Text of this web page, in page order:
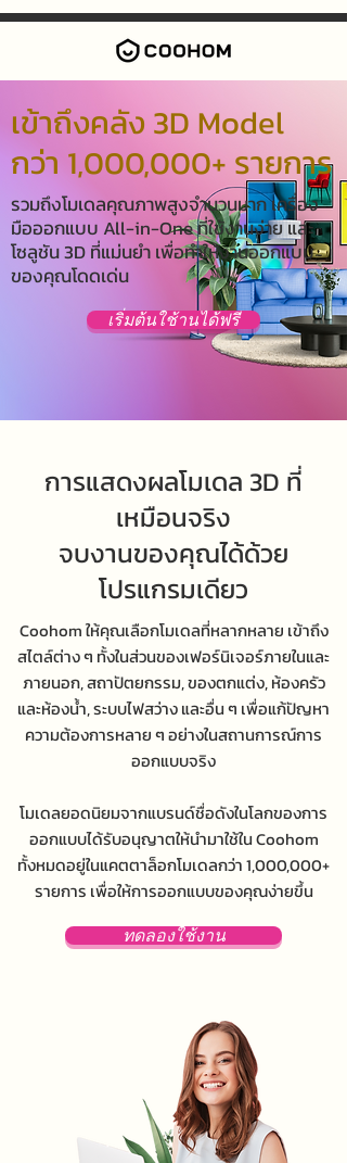
เข้าถึงคลัง 3D Model
กว่า 1,000,000+ รายการ
รวมถึงโมเดลคุณภาพสูงจำนวนมาก เครื่อง
มือออกแบบ All-in-One ที่ใช้งานง่าย และ
โซลูชัน 3D ที่แม่นยำ เพื่อทำให้งานออกแบบ
ของคุณโดดเด่น
เริ่มต้นใช้านได้ฟรี
การแสดงผลโมเดล 3D ที่
เหมือนจริง
จบงานของคุณได้ด้วย
โปรแกรมเดียว
Coohom ให้คุณเลือกโมเดลที่หลากหลาย เข้าถึง
สไตล์ต่าง ๆ ทั้งในส่วนของเฟอร์นิเจอร์ภายในและ
ภายนอก, สถาปัตยกรรม, ของตกแต่ง, ห้องครัว
และห้องน้ำ, ระบบไฟสว่าง และอื่น ๆ เพื่อแก้ปัญหา
ความต้องการหลาย ๆ อย่างในสถานการณ์การ
ออกแบบจริง
โมเดลยอดนิยมจากแบรนด์ชื่อดังในโลกของการ
ออกแบบได้รับอนุญาตให้นำมาใช้ใน Coohom
ทั้งหมดอยู่ในแคตตาล็อกโมเดลกว่า 1,000,000+
รายการ เพื่อให้การออกแบบของคุณง่ายขึ้น
ทดลองใช้งาน